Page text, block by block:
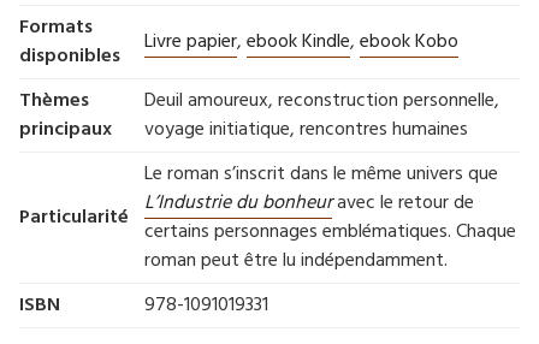
Formats
disponibles
Livre papier,ebook Kindle,ebook Kobo
Thèmes
principaux
Deuil amoureux, reconstruction personnelle,
voyage initiatique, rencontres humaines
Particularité
Le roman s’inscrit dans le même univers que
L’Industrie du bonheuravec le retour de
certains personnages emblématiques. Chaque
roman peut être lu indépendamment.
ISBN
978-1091019331